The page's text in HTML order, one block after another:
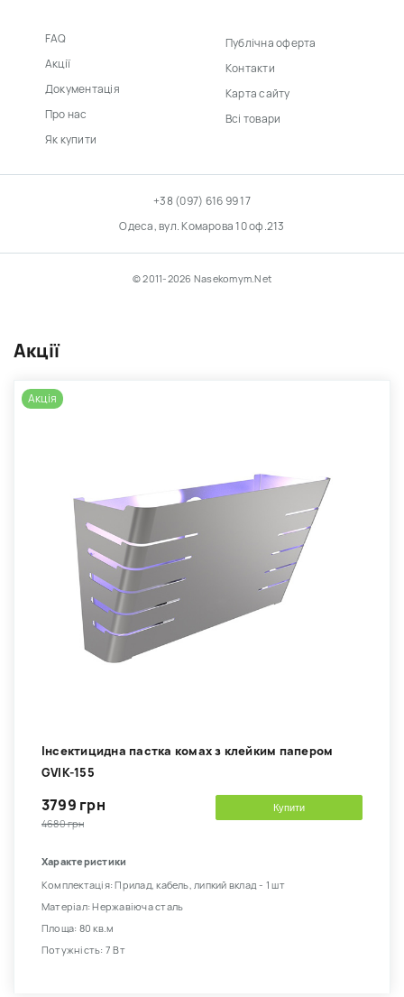
Акції
Акція
Інсектицидна пастка комах з клейким папером
GVIK-155
3799 грн
4680 грн
Купити
Характеристики
Комплектація: Прилад, кабель, липкий вклад - 1 шт
Матеріал: Нержавіюча сталь
Площа: 80 кв.м
Потужність: 7 Вт
FAQ
Акції
Документація
Про нас
Як купити
Публічна оферта
Контакти
Карта сайту
Всі товари
+38 (097) 616 99 17
Одеса, вул. Комарова 10 оф.213
© 2011-2026 Nasekomym.Net